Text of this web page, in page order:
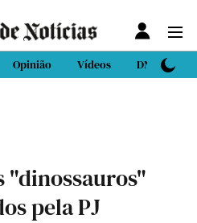
Opinião Vídeos DN Sport
"dinossauros"
pela PJ